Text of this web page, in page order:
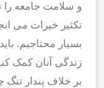
و سلامت جامعه را
تکثیر خیرات می
بسیار محتاجیم.
زندگی آنان‌ کمک
بر خلاف پندار